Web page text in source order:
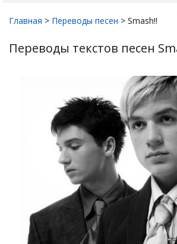
Главная > Переводы песен > Smash!!
Переводы текстов песен